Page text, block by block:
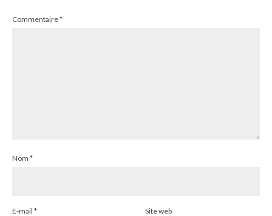
Commentaire*
Nom *
E-mail * Site web